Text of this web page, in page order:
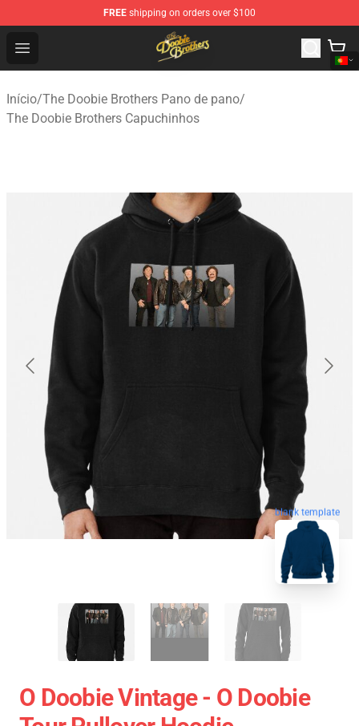
FREE shipping on orders over $100
Open menu
The Doobie Brothers Store - Official The Doobie
Início/The Doobie Brothers Pano de pano/
The Doobie Brothers Capuchinhos
blank template
O Doobie Vintage - O Doobie